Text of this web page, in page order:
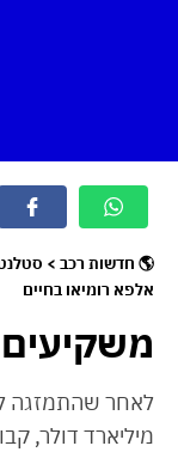
אלפא רומיאו בחיים
מיליארד דולר,